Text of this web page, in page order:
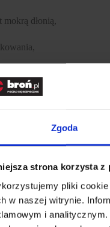
Zgoda
strona korzysta z
pliki
w naszej witrynie.
i
mokrą dłonią,
i zabrudzenia.
otwór na linkę lub
go wyjątkowo lekkim i